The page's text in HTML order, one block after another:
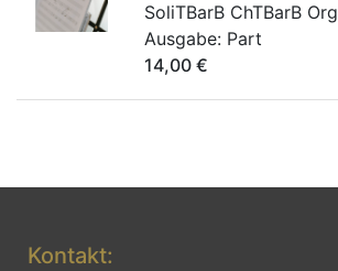
SoliTBarB ChTBarB Org
Ausgabe: Part
14,00 €
Kontakt: